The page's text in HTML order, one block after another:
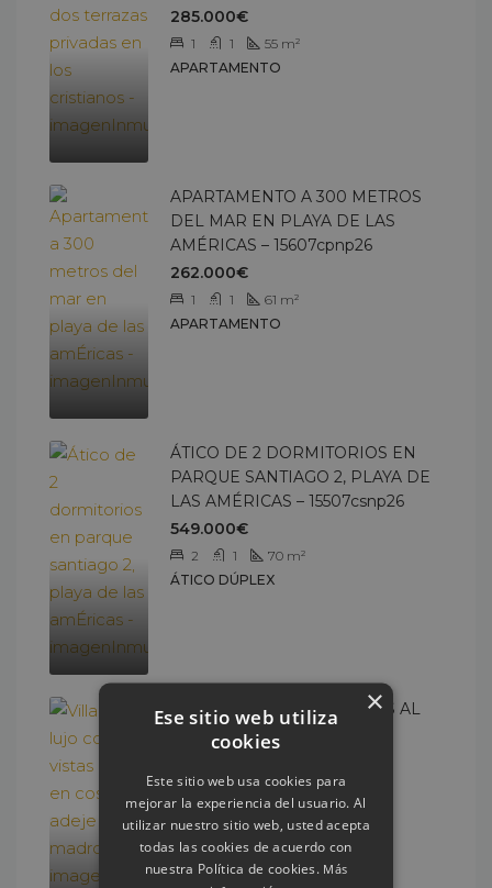
285.000€
1 1 55 m²
APARTAMENTO
APARTAMENTO A 300 METROS
DEL MAR EN PLAYA DE LAS
AMÉRICAS – 15607cpnp26
262.000€
1 1 61 m²
APARTAMENTO
ÁTICO DE 2 DORMITORIOS EN
PARQUE SANTIAGO 2, PLAYA DE
LAS AMÉRICAS – 15507csnp26
549.000€
2 1 70 m²
ÁTICO DÚPLEX
VILLA DE LUJO CON VISTAS AL
MAR EN COSTA ADEJE ? EL
2.550.000€
6 6 350 m²
×
Ese sitio web utiliza
cookies
Este sitio web usa cookies para
mejorar la experiencia del usuario. Al
utilizar nuestro sitio web, usted acepta
todas las cookies de acuerdo con
nuestra Política de cookies. Más